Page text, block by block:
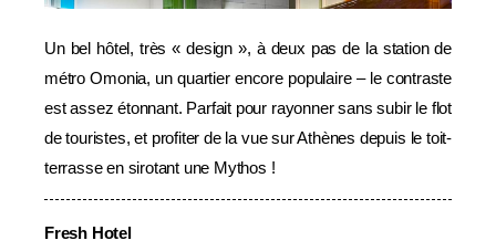
Un bel hôtel, très « design », à deux pas de la station de
métro Omonia, un quartier encore populaire – le contraste
est assez étonnant. Parfait pour rayonner sans subir le flot
de touristes, et profiter de la vue sur Athènes depuis le toit-
terrasse en sirotant une Mythos !
Fresh Hotel